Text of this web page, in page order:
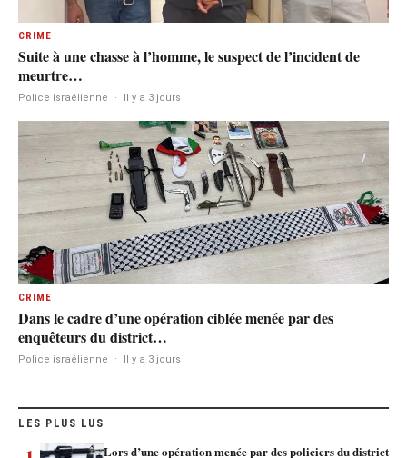
CRIME
Suite à une chasse à l’homme, le suspect de l’incident de
meurtre…
Police israélienne · Il y a 3 jours
CRIME
Dans le cadre d’une opération ciblée menée par des
enquêteurs du district…
Police israélienne · Il y a 3 jours
LES PLUS LUS
Lors d’une opération menée par des policiers du district